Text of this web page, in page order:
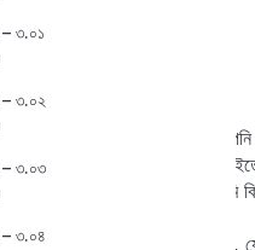
– ৩.০১
– ৩.০২
– ৩.০৩
– ৩.০৪
গঙ্গাগর্‍জন শম্ভুজটপর,
বীর ভজত যুবতী ম‍ন্‍‌মে ||
নি । এখন, তুমি দেখিতেছি,
ভজিলে, রাজসিংহকে কি কখন
চ। পাইবার জন্য কি ভজে? তুমি
নি। আমি ঔরঙ্গজেবকে ভজিয়াছি,